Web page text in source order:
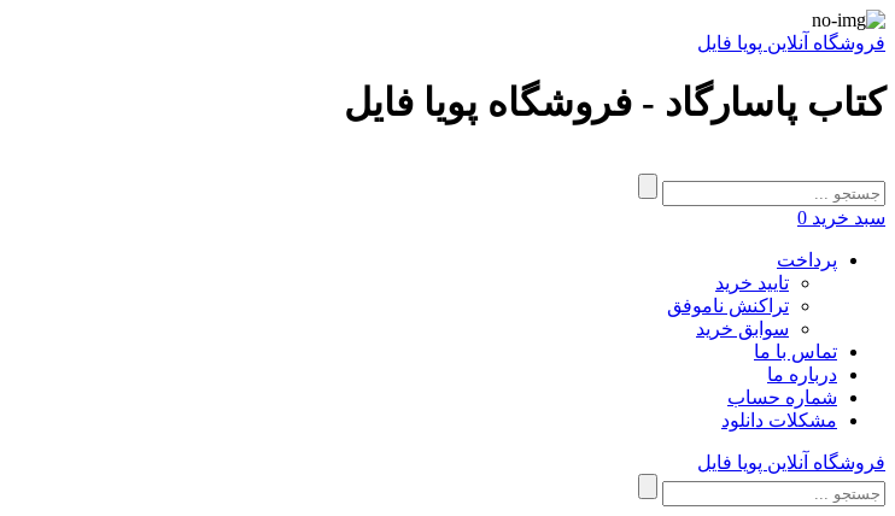
فروشگاه آنلاین پویا فایل
کتاب پاسارگاد - فروشگاه پویا فایل
سبد خرید 0
پرداخت
تایید خرید
تراکنش ناموفق
سوابق خرید
تماس با ما
درباره ما
شماره حساب
مشکلات دانلود
فروشگاه آنلاین پویا فایل